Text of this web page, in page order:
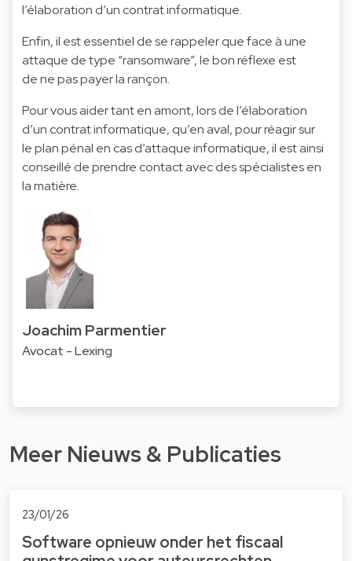
l’élaboration d’un contrat informatique.
Enfin, il est essentiel de se rappeler que face à une
attaque de type “ransomware”, le bon réflexe est
de ne pas payer la rançon.
Pour vous aider tant en amont, lors de l’élaboration
d’un contrat informatique, qu’en aval, pour réagir sur
le plan pénal en cas d’attaque informatique, il est ainsi
conseillé de prendre contact avec des spécialistes en
la matière.
Joachim Parmentier
Avocat - Lexing
Meer Nieuws & Publicaties
23/01/26
Software opnieuw onder het fiscaal